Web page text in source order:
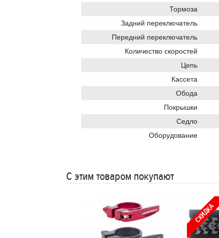
Тормоза
Задний переключатель
Передний переключатель
Количество скоростей
Цепь
Кассета
Обода
Покрышки
Седло
Оборудование
С этим товаром покупают